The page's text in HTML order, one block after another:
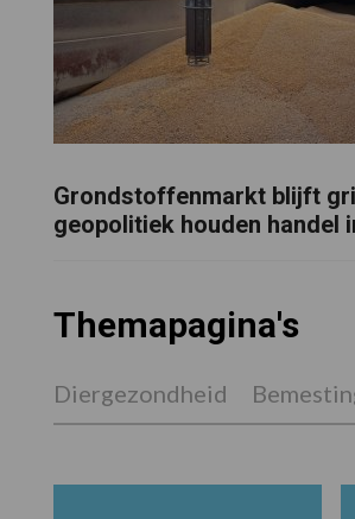
Grondstoffenmarkt blijft
geopolitiek houden handel
Themapagina's
Diergezondheid